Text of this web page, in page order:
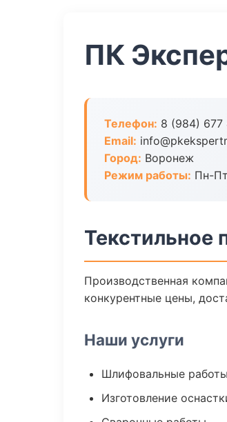
ПК
Телефон: 8 (984) 677
Email:
Город: Воронеж
Режим работы: Пн-
Текстильное
Производственная
конкурентные цены,
Наши услуги
Шлифовальные работы
Изготовление